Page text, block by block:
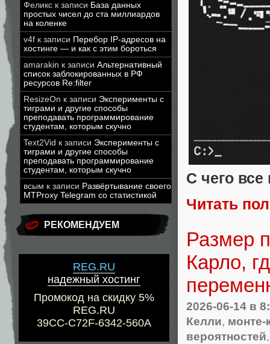
Феликс к записи База данных
простых чисел до ста миллиардов
на коленке
v4f к записи Перебор IP-адресов на
хостинге — и как с этим бороться
amarakin к записи Альтернативный
список заблокированных в РФ
ресурсов Re:filter
ResizeOn к записи Эксперименты с
тиграми и другие способы
преподавать программирование
студентам, которым скучно
Text2Vid к записи Эксперименты с
тиграми и другие способы
преподавать программирование
студентам, которым скучно
всым к записи Развёртывание своего
MTProxy Telegram со статистикой
РЕКОМЕНДУЕМ
REG.RU
надежный хостинг
Промокод на скидку 5%
REG.RU
39CC-C72F-6342-560A
С чего все
Читать
Размер
Карло,
2026-06-14 в
Келли, монте-
вероятностей